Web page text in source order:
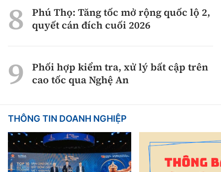
Phú Thọ: Tăng tốc mở rộng quốc lộ 2,
quyết cán đích cuối 2026
Phối hợp kiểm tra, xử lý bất cập trên
cao tốc qua Nghệ An
THÔNG TIN DOANH NGHIỆP